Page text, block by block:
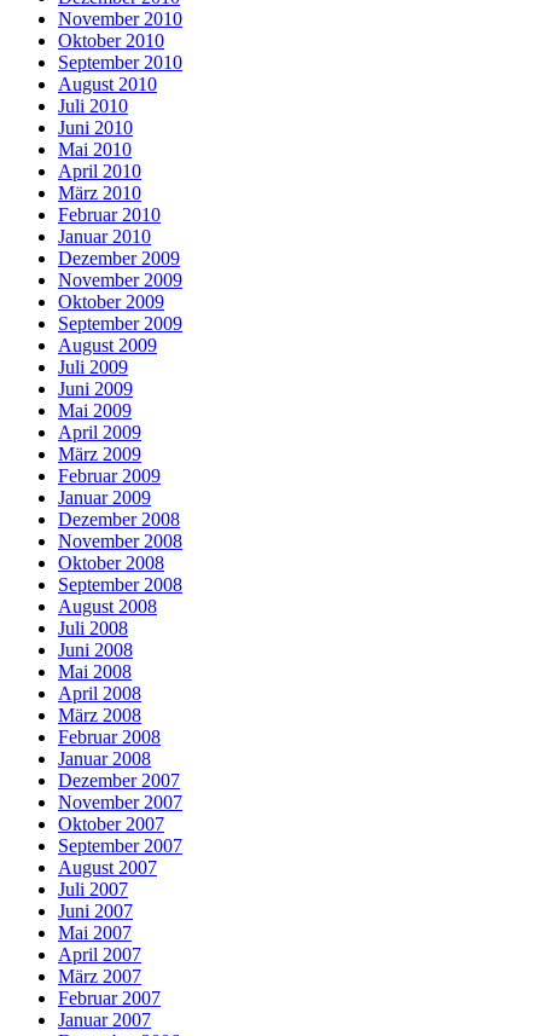
November 2010
Oktober 2010
September 2010
August 2010
Juli 2010
Juni 2010
Mai 2010
April 2010
März 2010
Februar 2010
Januar 2010
Dezember 2009
November 2009
Oktober 2009
September 2009
August 2009
Juli 2009
Juni 2009
Mai 2009
April 2009
März 2009
Februar 2009
Januar 2009
Dezember 2008
November 2008
Oktober 2008
September 2008
August 2008
Juli 2008
Juni 2008
Mai 2008
April 2008
März 2008
Februar 2008
Januar 2008
Dezember 2007
November 2007
Oktober 2007
September 2007
August 2007
Juli 2007
Juni 2007
Mai 2007
April 2007
März 2007
Februar 2007
Januar 2007